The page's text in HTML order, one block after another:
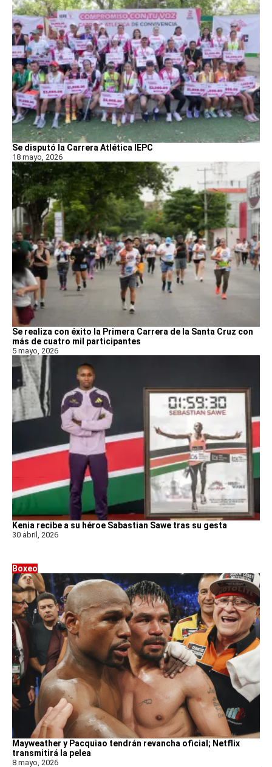
Se disputó la Carrera Atlética IEPC
18 mayo, 2026
Se realiza con éxito la Primera Carrera de la Santa Cruz con
más de cuatro mil participantes
5 mayo, 2026
Kenia recibe a su héroe Sabastian Sawe tras su gesta
30 abril, 2026
Boxeo
Mayweather y Pacquiao tendrán revancha oficial; Netflix
transmitirá la pelea
8 mayo, 2026